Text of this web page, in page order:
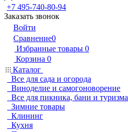
+7 495-740-80-94
Заказать звонок
Войти
Сравнение0
Избранные товары 0
Корзина 0
Каталог
Все для сада и огорода
Виноделие и самогоноворение
Все для пикника, бани и туризма
Зимние товары
Клининг
Кухня